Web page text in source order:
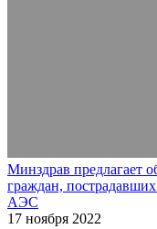
Минздрав предлагает
граждан,
АЭС
17 ноября 2022